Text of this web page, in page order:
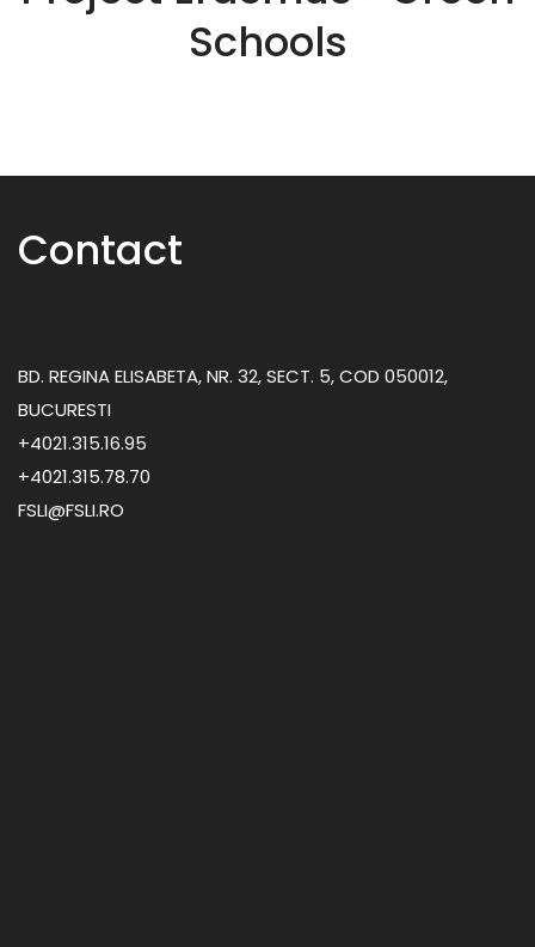
Schools
Contact
BD. REGINA ELISABETA, NR. 32, SECT. 5, COD 050012,
BUCURESTI
+4021.315.16.95
+4021.315.78.70
FSLI@FSLI.RO